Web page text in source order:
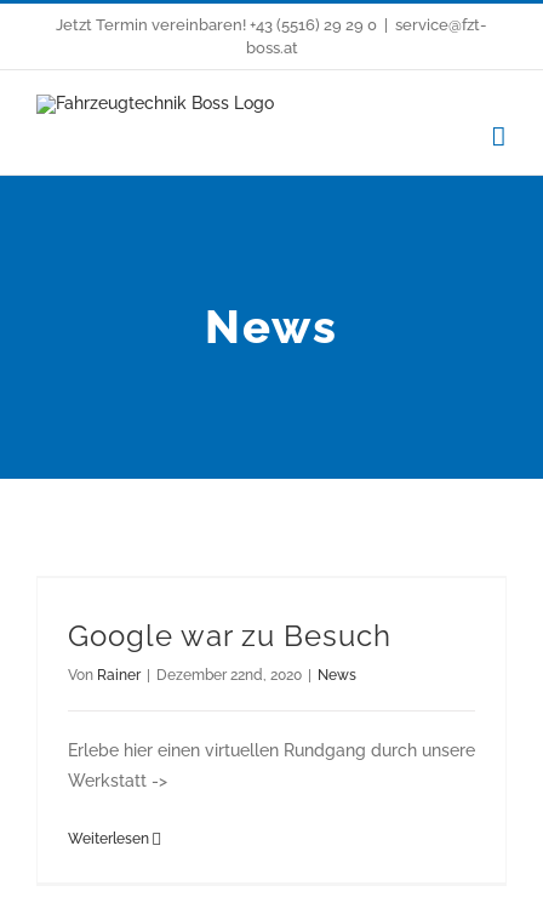
springen
Jetzt Termin vereinbaren! +43 (5516) 29 29 0
service@fzt-
boss.at
News
Google war zu Besuch
Von Rainer | Dezember 22nd, 2020 | News
Erlebe hier einen virtuellen Rundgang durch unsere
Werkstatt ->
Weiterlesen